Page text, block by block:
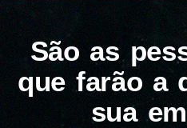
São as
que farão a
sua